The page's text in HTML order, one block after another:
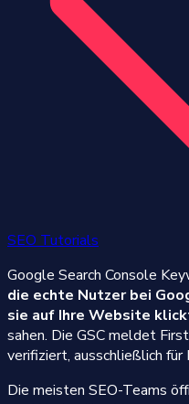
SEO Tutorials
Google Search Console
die echte Nutzer bei
sie auf Ihre Website
sahen. Die GSC meldet
verifiziert, ausschließlich für
Die meisten SEO-Teams